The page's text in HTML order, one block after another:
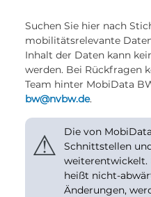
Suchen Sie hier nach
mobilitätsrelevante
Inhalt der Daten kann
werden. Bei Rückfragen
Team hinter MobiData
bw@nvbw.de.
⚠
Die von
Schnittstellen
weiterentwickelt.
heißt nicht-
Änderungen,